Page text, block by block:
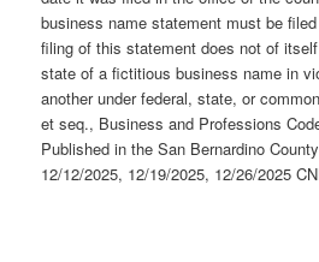
business name statement must be
filing of this statement does not of
state of a fictitious business name in
another under federal, state, or
et seq., Business and Professions
Published in the San Bernardino
12/12/2025, 12/19/2025, 12/26/2025